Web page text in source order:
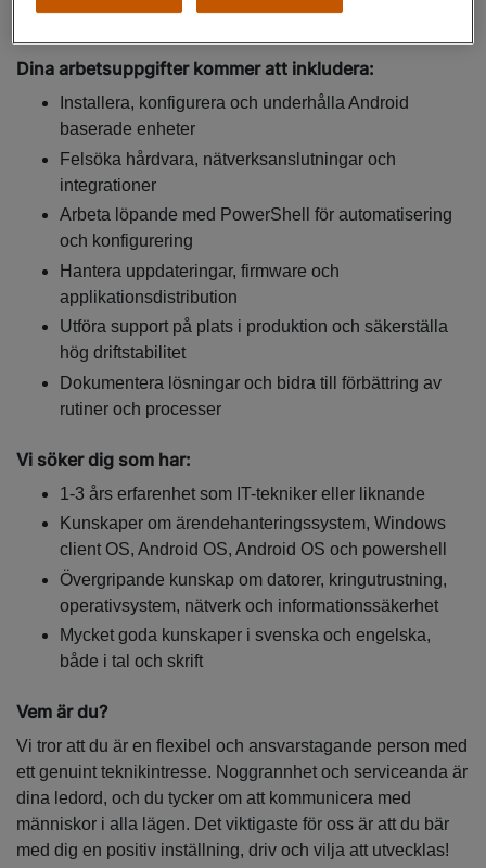
roll!
Dina arbetsuppgifter kommer att inkludera:
Installera, konfigurera och underhålla Android
baserade enheter
Felsöka hårdvara, nätverksanslutningar och
integrationer
Arbeta löpande med PowerShell för automatisering
och konfigurering
Hantera uppdateringar, firmware och
applikationsdistribution
Utföra support på plats i produktion och säkerställa
hög driftstabilitet
Dokumentera lösningar och bidra till förbättring av
rutiner och processer
Vi söker dig som har:
1-3 års erfarenhet som IT-tekniker eller liknande
Kunskaper om ärendehanteringssystem, Windows
client OS, Android OS, Android OS och powershell
Övergripande kunskap om datorer, kringutrustning,
operativsystem, nätverk och informationssäkerhet
Mycket goda kunskaper i svenska och engelska,
både i tal och skrift
Vem är du?
Vi tror att du är en flexibel och ansvarstagande person med
ett genuint teknikintresse. Noggrannhet och serviceanda är
dina ledord, och du tycker om att kommunicera med
människor i alla lägen. Det viktigaste för oss är att du bär
med dig en positiv inställning, driv och vilja att utvecklas!